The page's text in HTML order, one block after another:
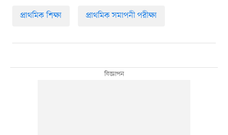
প্রাথমিক শিক্ষা প্রাথমিক সমাপনী পরীক্ষা